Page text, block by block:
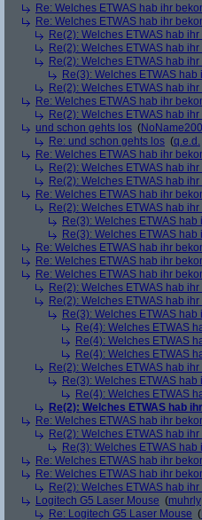
Re: Welches ETWAS hab ihr
Re: Welches ETWAS hab ihr
Re(2): Welches ETWAS hab
Re(2): Welches ETWAS hab
Re(2): Welches ETWAS hab
Re(3): Welches ETWAS hab
Re(2): Welches ETWAS hab
Re: Welches ETWAS hab ihr
Re(2): Welches ETWAS hab
und schon gehts los (
Re: und schon gehts los (q.e.d.
Re: Welches ETWAS hab ihr
Re(2): Welches ETWAS hab
Re(2): Welches ETWAS hab
Re: Welches ETWAS hab ihr
Re(2): Welches ETWAS hab
Re(3): Welches ETWAS hab
Re(3): Welches ETWAS hab
Re: Welches ETWAS hab ihr
Re: Welches ETWAS hab ihr
Re: Welches ETWAS hab ihr
Re(2): Welches ETWAS hab
Re(2): Welches ETWAS hab
Re(3): Welches ETWAS hab
Re(4): Welches ETWAS
Re(4): Welches ETWAS
Re(4): Welches ETWAS
Re(2): Welches ETWAS hab
Re(3): Welches ETWAS hab
Re(4): Welches ETWAS
Re(2): Welches ETWAS hab
Re: Welches ETWAS hab ihr
Re(2): Welches ETWAS hab
Re(3): Welches ETWAS hab
Re: Welches ETWAS hab ihr
Re: Welches ETWAS hab ihr
Re(2): Welches ETWAS hab
Logitech G5 Laser Mouse (muhrly
Re: Logitech G5 Laser Mouse (